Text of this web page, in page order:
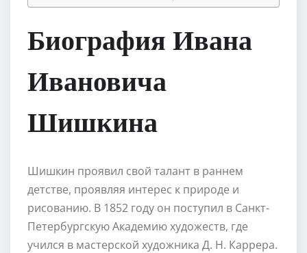
Биография Ивана
Ивановича
Шишкина
Шишкин проявил свой талант в раннем
детстве, проявляя интерес к природе и
рисованию. В 1852 году он поступил в Санкт-
Петербургскую Академию художеств, где
учился в мастерской художника Д. Н. Каррера.